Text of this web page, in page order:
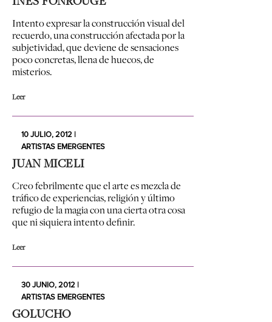
Intento expresar la construcción visual del
recuerdo, una construcción afectada por la
subjetividad, que deviene de sensaciones
poco concretas, llena de huecos, de
misterios.
Leer
10 JULIO, 2012 |
ARTISTAS EMERGENTES
JUAN MICELI
Creo febrilmente que el arte es mezcla de
tráfico de experiencias, religión y último
refugio de la magia con una cierta otra cosa
que ni siquiera intento definir.
Leer
30 JUNIO, 2012 |
ARTISTAS EMERGENTES
GOLUCHO